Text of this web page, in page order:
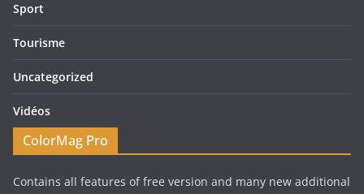
Sport
Tourisme
Uncategorized
Vidéos
ColorMag Pro
Contains all features of free version and many new additional